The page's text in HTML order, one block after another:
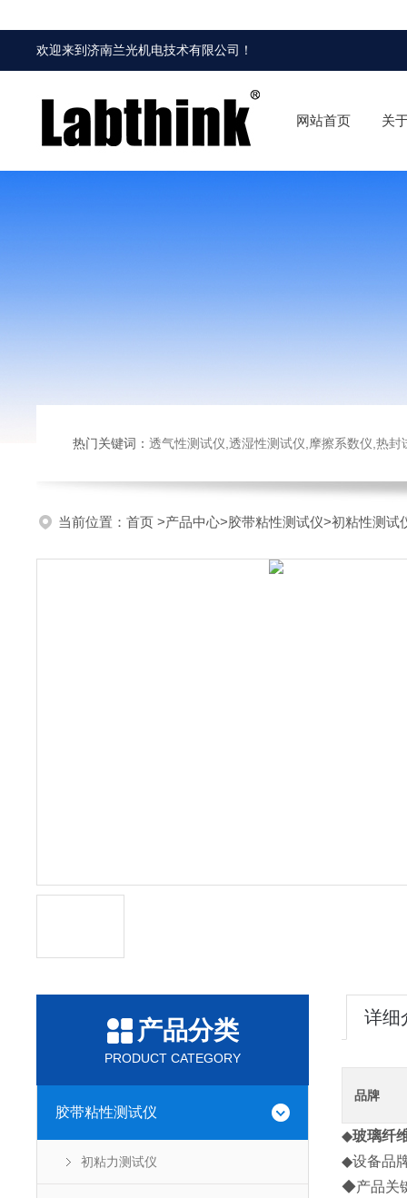
欢迎来到济南兰光机电技术有限公司 ！
网站首页 关
热门关键词： 透气性测试仪,透湿性测试仪,摩擦系数仪,热封试验仪,
当前位置： 首页 >产品中心>胶带粘性测试仪>初粘性测试
产品分类
PRODUCT CATEGORY
胶带粘性测试仪
初粘力测试仪
详细
品牌
◆玻璃纤
◆设备品
◆产品关